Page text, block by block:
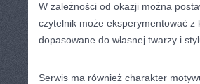
W zależności od okazji można
czytelnik może eksperymentować
dopasowane do własnej twarzy i
Serwis ma również charakter